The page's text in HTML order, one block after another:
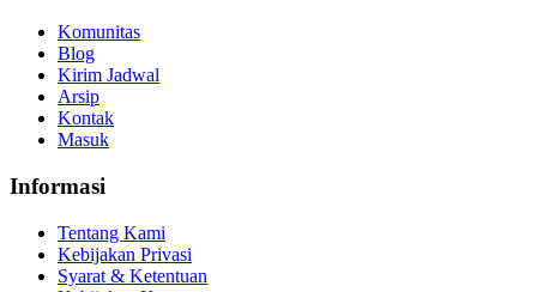
Komunitas
Blog
Kirim Jadwal
Arsip
Kontak
Masuk
Informasi
Tentang Kami
Kebijakan Privasi
Syarat & Ketentuan